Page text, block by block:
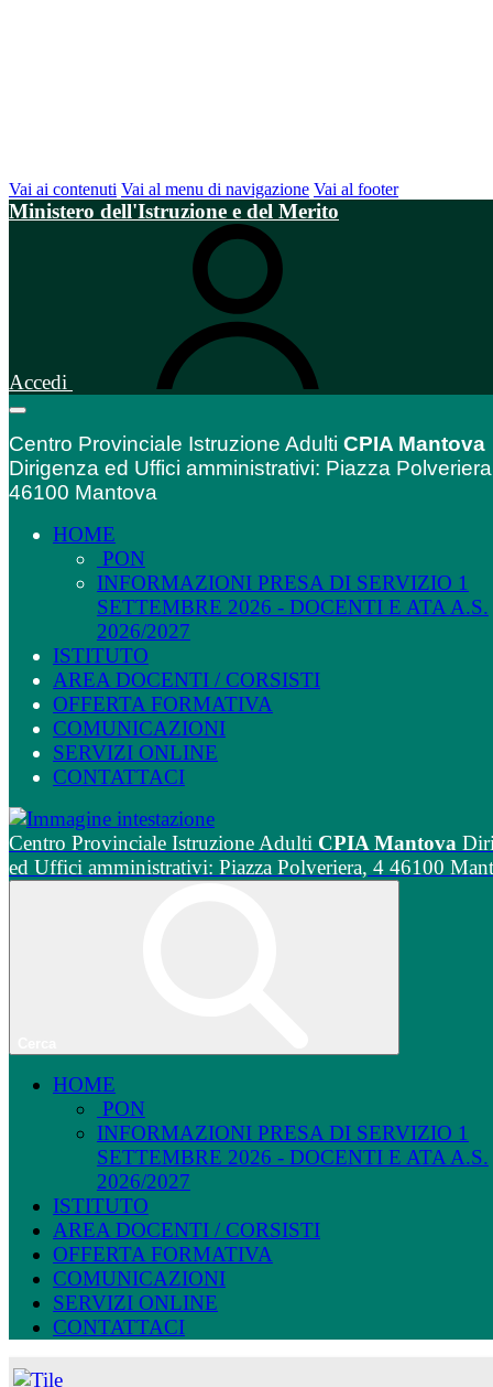
Vai ai contenuti Vai al menu di navigazione Vai al footer
Ministero dell'Istruzione e del Merito
Accedi
Centro Provinciale Istruzione Adulti CPIA Mantova
Dirigenza ed Uffici amministrativi: Piazza
46100 Mantova
HOME
PON
INFORMAZIONI PRESA DI SERVIZIO 1
SETTEMBRE 2026 - DOCENTI E ATA A.S.
2026/2027
ISTITUTO
AREA DOCENTI / CORSISTI
OFFERTA FORMATIVA
COMUNICAZIONI
SERVIZI ONLINE
CONTATTACI
Centro Provinciale Istruzione Adulti CPIA Mantova
ed Uffici amministrativi: Piazza Polveriera, 4 46100
HOME
PON
INFORMAZIONI PRESA DI SERVIZIO 1
SETTEMBRE 2026 - DOCENTI E ATA A.S.
2026/2027
ISTITUTO
AREA DOCENTI / CORSISTI
OFFERTA FORMATIVA
COMUNICAZIONI
SERVIZI ONLINE
CONTATTACI